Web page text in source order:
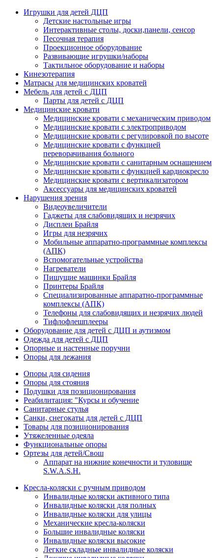
Игрушки для детей ДЦП
Детские настольные игры
Интерактивные столы, доски,панели, сенсор
Песочная терапия
Проекционное оборудование
Развивающие игрушки/наборы
Тактильное оборудование и наборы
Кинезотерапия
Матрасы для медицинских кроватей
Мебель для детей с ДЦП
Парты для детей с ДЦП
Медицинские кровати
Медицинские кровати с механическим приводом
Медицинские кровати с электроприводом
Медицинские кровати с регулировкой по высоте
Медицинские кровати с функцией
переворачивания больного
Медицинские кровати с санитарным оснащением
Медицинские кровати с функцией кардиокресло
Медицинские кровати с вертикализатором
Аксессуары для медицинских кроватей
Нарушения зрения
Видеоувеличители
Гаджеты для слабовидящих и незрячих
Дисплеи Брайля
Игры для незрячих
Мобильные аппаратно-программные комплексы
(АПК)
Вспомогательные устройства
Нагреватели
Пишущие машинки Брайля
Принтеры Брайля
Специализированные аппаратно-программные
комплексы (АПК)
Телефоны для слабовидящих и незрячих людей
Тифлофлешплееры
Оборудование для детей с ДЦП и аутизмом
Одежда для детей с ДЦП
Опорные и настенные поручни
Опоры для лежания
Опоры для сидения
Опоры для стояния
Подушки для позиционирования
Реабилитация: "Курсы и обучение
Санитарные стулья
Санки, снегокаты для детей с ДЦП
Товары для позиционирования
Утяжеленные одеяла
Функциональные опоры
Ортезы для детей/Свош
Аппарат на нижние конечности и туловище
S.W.A.S.H.
Кресла-коляски с ручным приводом
Инвалидные коляски активного типа
Инвалидные коляски для полных
Инвалидные коляски для улицы
Механические кресла-коляски
Большие инвалидные коляски
Инвалидные коляски высокие
Легкие складные инвалидные коляски